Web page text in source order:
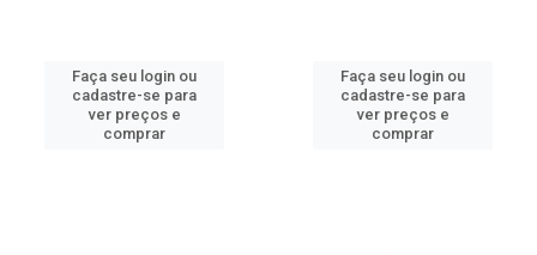
Faça seu login ou
cadastre-se para
ver preços e
comprar
Faça seu login ou
cadastre-se para
ver preços e
comprar